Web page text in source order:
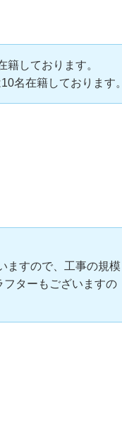
しております。
名在籍しております。
ますので、工事の規模
ターもございますの